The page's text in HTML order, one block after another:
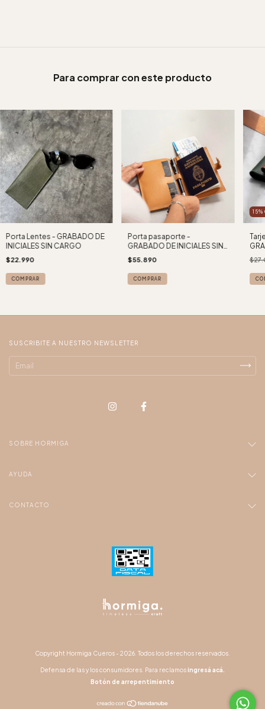
Para comprar con este producto
Porta Lentes - GRABADO DE
INICIALES SIN CARGO
$22.990
COMPRAR
Porta pasaporte -
GRABADO DE INICIALES SIN
CARGO -
$55.890
COMPRAR
15%
SUSCRIBITE A NUESTRO NEWSLETTER
SOBRE HORMIGA
AYUDA
CONTACTO
Copyright Hormiga Cueros - 2026. Todos los derechos reservados.
Defensa de las y los consumidores. Para reclamosingresá acá.
Botón de arrepentimiento